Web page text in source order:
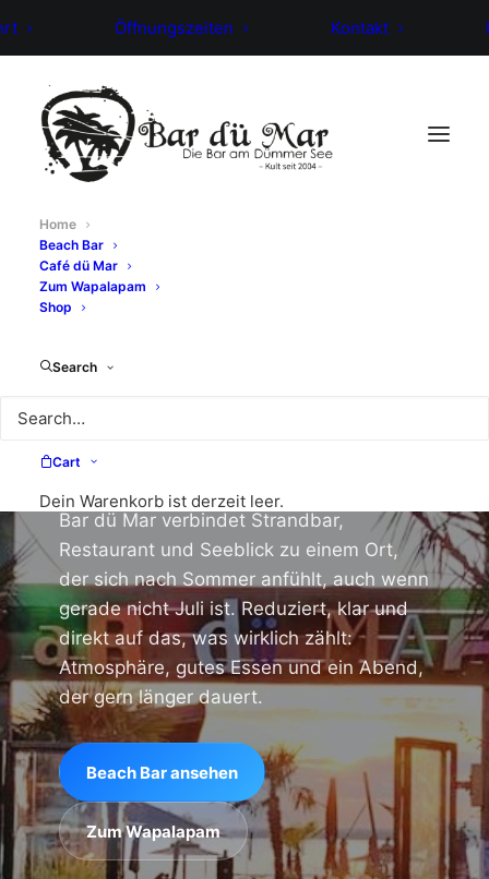
Öffnungszeiten Kontakt
Home
Beach Bar
Café dü Mar
Zum Wapalapam
Shop
Search
Cart
Dein Warenkorb ist derzeit leer.
Ein Tag
Urlaub, der
schon im
Kopf beginnt.
Bar dü Mar verbindet Strandbar,
Restaurant und Seeblick zu einem Ort,
der sich nach Sommer anfühlt, auch wenn
gerade nicht Juli ist. Reduziert, klar und
direkt auf das, was wirklich zählt:
Atmosphäre, gutes Essen und ein Abend,
der gern länger dauert.
Beach Bar ansehen
Zum Wapalapam